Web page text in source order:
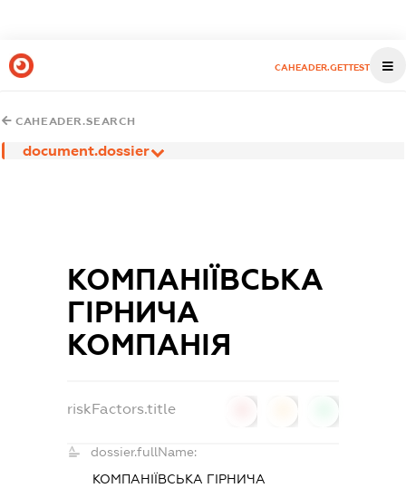
CAHEADER.GETTEST
CAHEADER.SEARCH
document.dossier
КОМПАНІЇВСЬКА
ГІРНИЧА
КОМПАНІЯ
riskFactors.title
dossier.fullName:
КОМПАНІЇВСЬКА ГІРНИЧА